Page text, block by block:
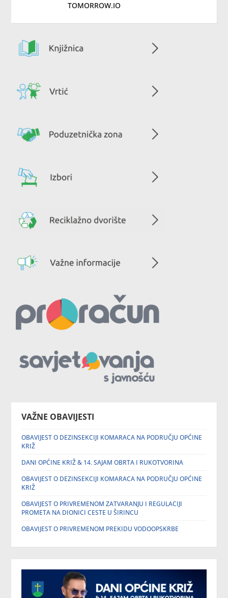
VAŽNE OBAVIJESTI
OBAVIJEST O DEZINSEKCIJI KOMARACA NA PODRUČJU OPĆINE
KRIŽ
DANI OPĆINE KRIŽ & 14. SAJAM OBRTA I RUKOTVORINA
OBAVIJEST O DEZINSEKCIJI KOMARACA NA PODRUČJU OPĆINE
KRIŽ
OBAVIJEST O PRIVREMENOM ZATVARANJU I REGULACIJI
PROMETA NA DIONICI CESTE U ŠIRINCU
OBAVIJEST O PRIVREMENOM PREKIDU VODOOPSKRBE